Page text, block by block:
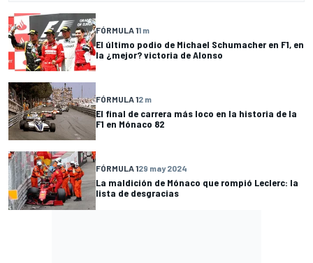
FÓRMULA 11 m
El último podio de Michael Schumacher en F1, en
la ¿mejor? victoria de Alonso
FÓRMULA 12 m
El final de carrera más loco en la historia de la
F1 en Mónaco 82
FÓRMULA 129 may 2024
La maldición de Mónaco que rompió Leclerc: la
lista de desgracias